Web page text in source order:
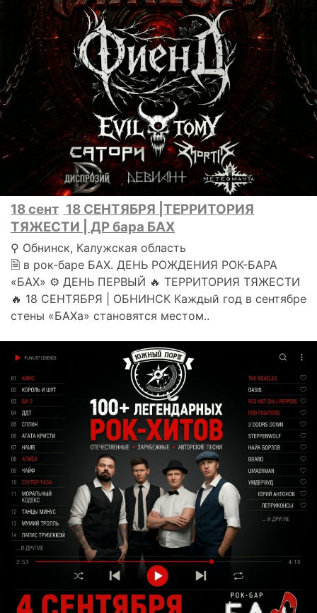
18 сент 18 СЕНТЯБРЯ |ТЕРРИТОРИЯ
ТЯЖЕСТИ | ДР бара БАХ
⚲ Обнинск, Калужская область
🗎 в рок-баре БАХ. ДЕНЬ РОЖДЕНИЯ РОК-БАРА
«БАХ» ⚙ ДЕНЬ ПЕРВЫЙ 🔥 ТЕРРИТОРИЯ ТЯЖЕСТИ
🔥 18 СЕНТЯБРЯ | ОБНИНСК Каждый год в сентябре
стены «БАХа» становятся местом..